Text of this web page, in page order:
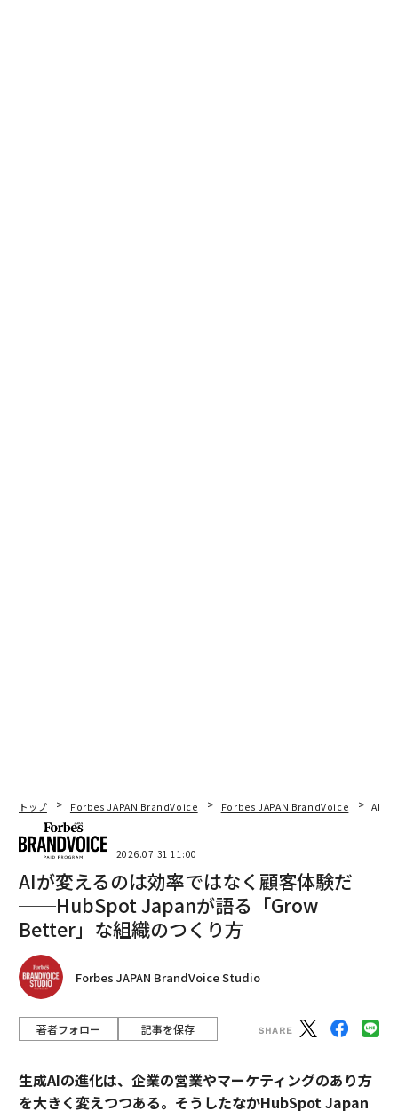
トップ Forbes JAPAN BrandVoice Forbes JAPAN BrandVoice AIが
2026.07.31 11:00
AIが変えるのは効率ではなく顧客体験だ
──HubSpot Japanが語る「Grow
Better」な組織のつくり方
Forbes JAPAN BrandVoice Studio
著者フォロー 記事を保存
生成AIの進化は、企業の営業やマーケティングのあり方
を大きく変えつつある。そうしたなかHubSpot Japan